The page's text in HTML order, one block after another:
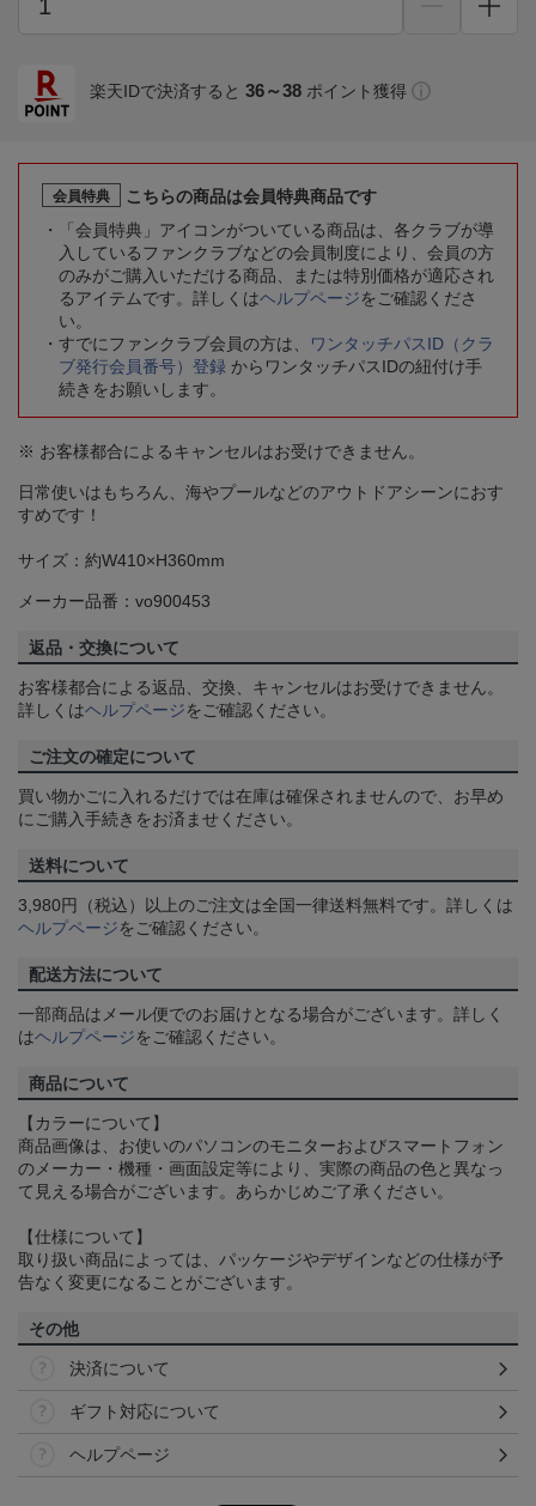
楽天IDで決済すると 36～38 ポイント獲得
会員特典
こちらの商品は会員特典商品です
「会員特典」アイコンがついている商品は、各クラブが導
入しているファンクラブなどの会員制度により、会員の方
のみがご購入いただける商品、または特別価格が適応され
るアイテムです。詳しくはヘルプページをご確認くださ
い。
すでにファンクラブ会員の方は、
ワンタッチパスID（クラ
ブ発行会員番号）登録 からワンタッチパスIDの紐付け手
続きをお願いします。
※ お客様都合によるキャンセルはお受けできません。
日常使いはもちろん、海やプールなどのアウトドアシーンにおす
すめです！
サイズ：約W410×H360mm
メーカー品番：vo900453
返品・交換について
お客様都合による返品、交換、キャンセルはお受けできません。
詳しくはヘルプページをご確認ください。
ご注文の確定について
買い物かごに入れるだけでは在庫は確保されませんので、お早め
にご購入手続きをお済ませください。
送料について
3,980円（税込）以上のご注文は全国一律送料無料です。詳しくは
ヘルプページをご確認ください。
配送方法について
一部商品はメール便でのお届けとなる場合がございます。詳しく
はヘルプページをご確認ください。
商品について
【カラーについて】
商品画像は、お使いのパソコンのモニターおよびスマートフォン
のメーカー・機種・画面設定等により、実際の商品の色と異なっ
て見える場合がございます。あらかじめご了承ください。
【仕様について】
取り扱い商品によっては、パッケージやデザインなどの仕様が予
告なく変更になることがございます。
その他
決済について
ギフト対応について
ヘルプページ